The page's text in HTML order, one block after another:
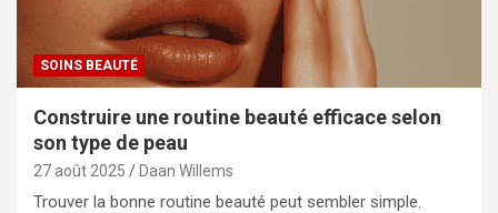
SOINS BEAUTÉ
Construire une routine beauté efficace selon
son type de peau
27 août 2025 Daan Willems
Trouver la bonne routine beauté peut sembler simple.